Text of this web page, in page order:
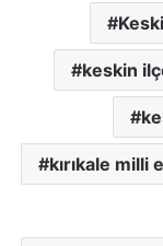
keskin
kırıkale milli